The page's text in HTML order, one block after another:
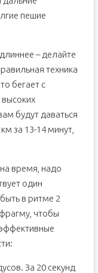
пешие
– делайте
техника
бегает с
высоких
будут даваться
за 13-14 минут,
время, надо
один
в ритме 2
чтобы
За 20 секунд